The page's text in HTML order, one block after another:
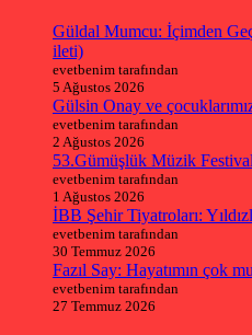
Güldal Mumcu: İçimden
ileti)
evetbenim tarafından
5 Ağustos 2026
Gülsin Onay ve
evetbenim tarafından
2 Ağustos 2026
53.Gümüşlük Müzik
evetbenim tarafından
1 Ağustos 2026
İBB Şehir Tiyatroları:
evetbenim tarafından
30 Temmuz 2026
Fazıl Say: Hayatımın çok
evetbenim tarafından
27 Temmuz 2026